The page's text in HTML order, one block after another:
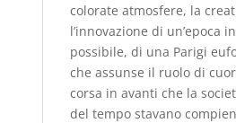
colorate atmosfere, la
l’innovazione di un’epoca
possibile, di una Parigi
che assunse il ruolo di
corsa in avanti che la
del tempo stavano